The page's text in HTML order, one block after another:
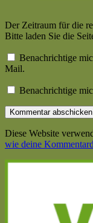
Der Zeitraum für die
Bitte laden Sie die
Benachrichtige
Mail.
Benachrichtige
Diese Website
wie deine
Haupt-